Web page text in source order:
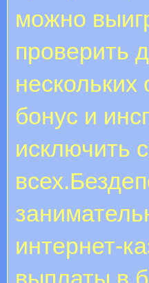
можно
проверить
бонус и
исключить
интернет-